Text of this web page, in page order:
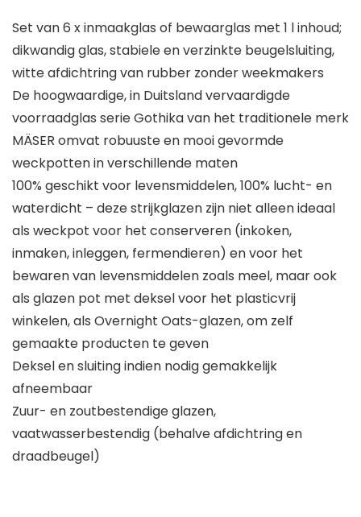
Set van 6 x inmaakglas of bewaarglas met 1 l inhoud;
dikwandig glas, stabiele en verzinkte beugelsluiting,
witte afdichtring van rubber zonder weekmakers
De hoogwaardige, in Duitsland vervaardigde
voorraadglas serie Gothika van het traditionele merk
MÄSER omvat robuuste en mooi gevormde
weckpotten in verschillende maten
100% geschikt voor levensmiddelen, 100% lucht- en
waterdicht – deze strijkglazen zijn niet alleen ideaal
als weckpot voor het conserveren (inkoken,
inmaken, inleggen, fermendieren) en voor het
bewaren van levensmiddelen zoals meel, maar ook
als glazen pot met deksel voor het plasticvrij
winkelen, als Overnight Oats-glazen, om zelf
gemaakte producten te geven
Deksel en sluiting indien nodig gemakkelijk
afneembaar
Zuur- en zoutbestendige glazen,
vaatwasserbestendig (behalve afdichtring en
draadbeugel)